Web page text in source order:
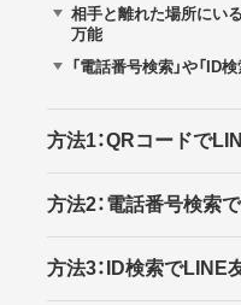
相手と離れた場所にい
万能
「電話番号検索」や「ID
方法1：QRコードで
方法2：電話番号検索
方法3：ID検索でLINE